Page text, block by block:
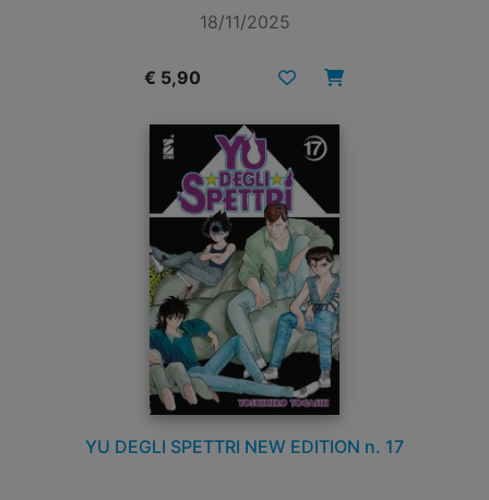
18/11/2025
€ 5,90
YU DEGLI SPETTRI NEW EDITION n. 17